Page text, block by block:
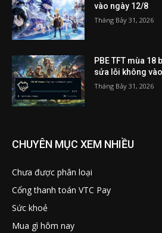
vào ngày 12/8
Tháng Bảy 31, 2026
PBE TFT mùa 18
sửa lỗi không
Tháng Bảy 31, 2026
CHUYÊN MỤC XEM NHIỀU
Chưa được phân loại
Cổng thanh toán VTC Pay
Sức khoẻ
Mua gì hôm nay